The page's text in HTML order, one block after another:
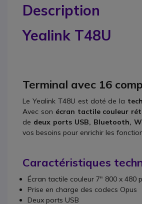
Description
Yealink T48U
Terminal avec 16
Le Yealink T48U est doté de la
Avec son écran tactile couleur
de deux ports USB, Bluetooth,
vos besoins pour enrichir les
Caractéristiques
Écran tactile couleur 7" 800 x 480
Prise en charge des codecs Opus
Deux ports USB